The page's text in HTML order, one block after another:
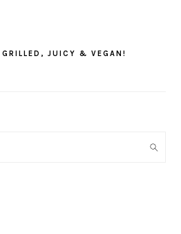
GRILLED, JUICY & VEGAN!